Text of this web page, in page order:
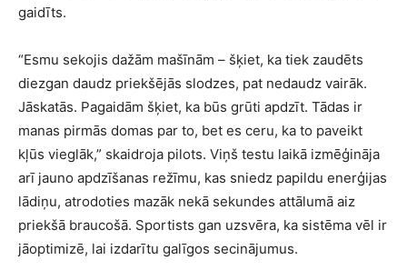
gaidīts.
“Esmu sekojis dažām mašīnām – šķiet, ka tiek zaudēts
diezgan daudz priekšējās slodzes, pat nedaudz vairāk.
Jāskatās. Pagaidām šķiet, ka būs grūti apdzīt. Tādas ir
manas pirmās domas par to, bet es ceru, ka to paveikt
kļūs vieglāk,” skaidroja pilots. Viņš testu laikā izmēģināja
arī jauno apdzīšanas režīmu, kas sniedz papildu enerģijas
lādiņu, atrodoties mazāk nekā sekundes attālumā aiz
priekšā braucošā. Sportists gan uzsvēra, ka sistēma vēl ir
jāoptimizē, lai izdarītu galīgos secinājumus.